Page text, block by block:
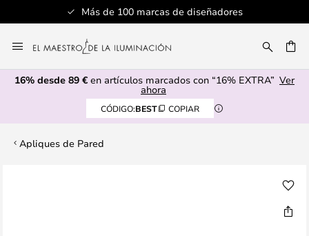
Más de 100 marcas de diseñadores
al
contenido
16% desde 89 € en artículos marcados con “16% EXTRA” Ver
ahora
CÓDIGO:BEST COPIAR
Apliques de Pared